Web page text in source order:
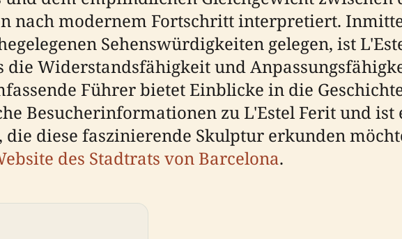
nach modernem Fortschritt interpretiert.
Sehenswürdigkeiten gelegen, ist
die Widerstandsfähigkeit und
Führer bietet Einblicke in die
Besucherinformationen zu L'Estel Ferit und ist
diese faszinierende Skulptur erkunden
des Stadtrats von Barcelona.